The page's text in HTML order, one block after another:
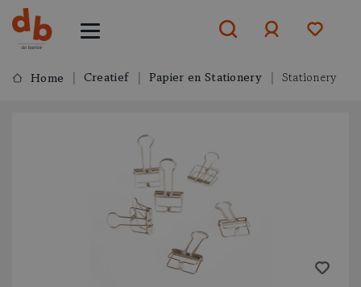
Home Creatief Papier en Stationery Stationery